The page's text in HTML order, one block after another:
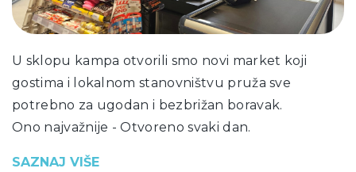
U sklopu kampa otvorili smo novi market koji
gostima i lokalnom stanovništvu pruža sve
potrebno za ugodan i bezbrižan boravak.
Ono najvažnije - Otvoreno svaki dan.
SAZNAJ VIŠE